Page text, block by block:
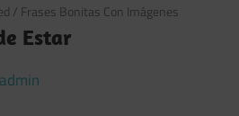
/ Frases Bonitas Con Imágenes
Estar
admin